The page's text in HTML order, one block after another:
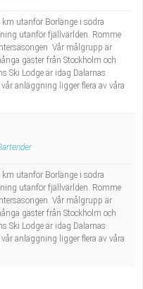
utanför Borlänge i södra
utanför fjällvärlden. Romme
Vår målgrupp är
gäster från Stockholm och
Ski Lodge är idag Dalarnas
anläggning ligger flera av våra
utanför Borlänge i södra
utanför fjällvärlden. Romme
Vår målgrupp är
gäster från Stockholm och
Ski Lodge är idag Dalarnas
anläggning ligger flera av våra